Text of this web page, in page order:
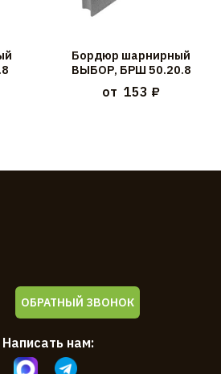
Бордюр шарнирный
ВЫБОР, БРШ 50.20.8
от 153 ₽
Написать нам:
ОБРАТНЫЙ ЗВОНОК